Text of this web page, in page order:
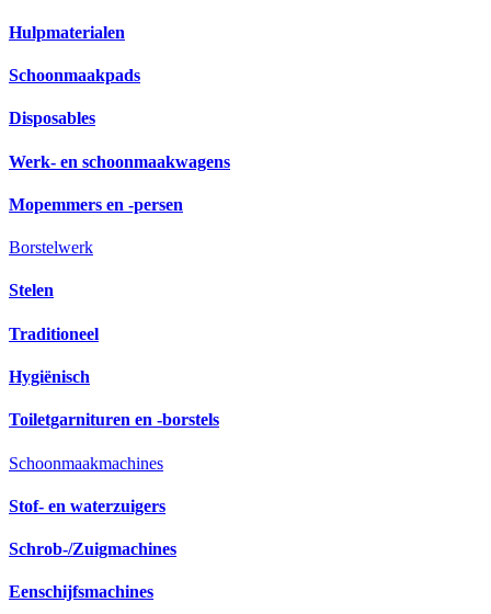
Hulpmaterialen
Schoonmaakpads
Disposables
Werk- en schoonmaakwagens
Mopemmers en -persen
Borstelwerk
Stelen
Traditioneel
Hygiënisch
Toiletgarnituren en -borstels
Schoonmaakmachines
Stof- en waterzuigers
Schrob-/Zuigmachines
Eenschijfsmachines